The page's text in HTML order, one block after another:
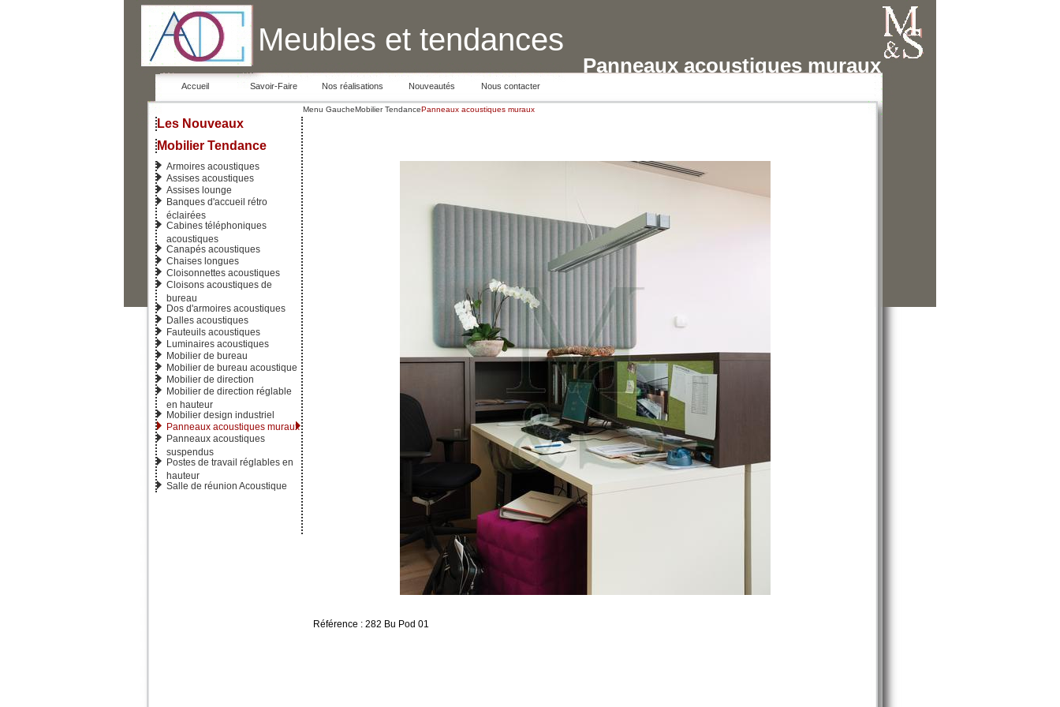
Meubles et tendances
Panneaux acoustiques muraux
Accueil Savoir-Faire Nos réalisations Nouveautés Nous contacter
Les Nouveaux
Mobilier Tendance
Armoires acoustiques
Assises acoustiques
Assises lounge
Banques d'accueil rétro
éclairées
Cabines téléphoniques
acoustiques
Canapés acoustiques
Chaises longues
Cloisonnettes acoustiques
Cloisons acoustiques de
bureau
Dos d'armoires acoustiques
Dalles acoustiques
Fauteuils acoustiques
Luminaires acoustiques
Mobilier de bureau
Mobilier de bureau acoustique
Mobilier de direction
Mobilier de direction réglable
en hauteur
Mobilier design industriel
Panneaux acoustiques muraux
Panneaux acoustiques
suspendus
Postes de travail réglables en
hauteur
Salle de réunion Acoustique
Menu GaucheMobilier TendancePanneaux acoustiques muraux
Référence : 282 Bu Pod 01